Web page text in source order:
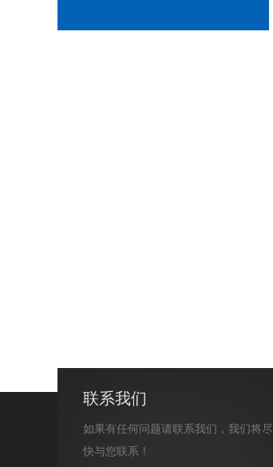
联系我们
如果有任何问题请联系我们，我们将尽
快与您联系！